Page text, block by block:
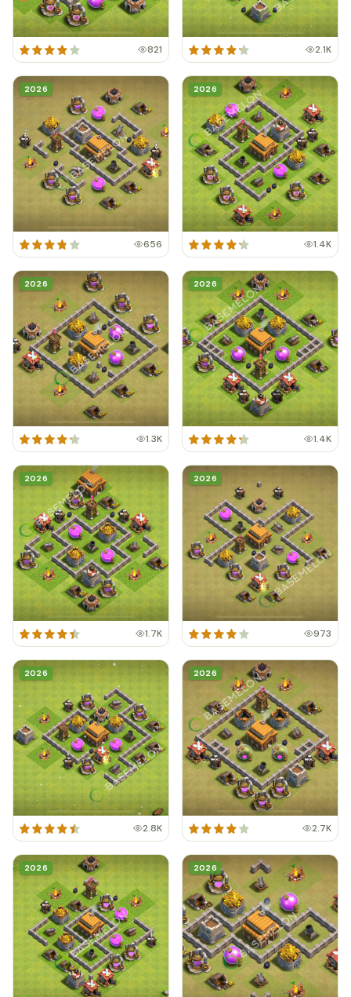
821 2.1K
2026
656
2026
1.4K
2026
1.3K
2026
1.4K
2026
1.7K
2026
973
2026
2.8K
2026
2.7K
2026 2026